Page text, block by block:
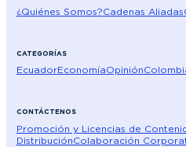
¿Quiénes Somos?Cadenas Aliadas
CATEGORÍAS
EcuadorEconomíaOpinión
CONTÁCTENOS
Promoción y Licencias de
DistribuciónColaboración